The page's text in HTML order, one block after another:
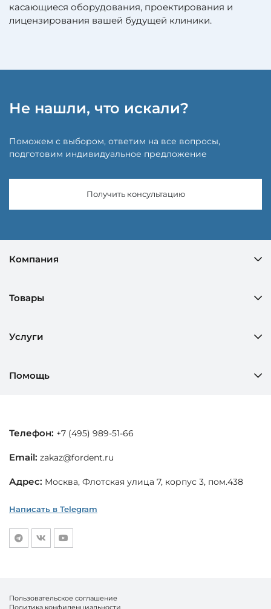
касающиеся оборудования, проектирования и
лицензирования вашей будущей клиники.
Не нашли, что искали?
Поможем с выбором, ответим на все вопросы,
подготовим индивидуальное предложение
Получить консультацию
Компания
Товары
Услуги
Помощь
Телефон: +7 (495) 989-51-66
Email: zakaz@fordent.ru
Адрес: Москва, Флотская улица 7, корпус 3, пом.438
Написать в Telegram
Пользовательское соглашение
Политика конфиденциальности